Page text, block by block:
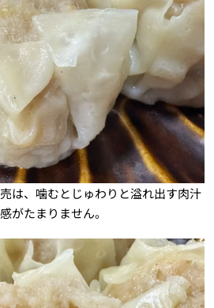
は、噛むとじゅわりと溢れ出す肉汁
がたまりません。